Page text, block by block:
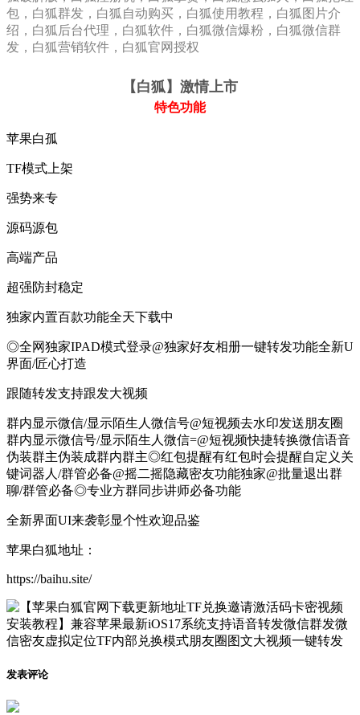
包，白狐群发，白狐自动购买，白狐使用教程，白狐图片介
绍，白狐后台代理，白狐软件，白狐微信爆粉，白狐微信群
发，白狐营销软件，白狐官网授权
【白狐】激情上市
特色功能
苹果白孤
TF模式上架
强势来专
源码源包
高端产品
超强防封稳定
独家内置百款功能全天下载中
◎全网独家IPAD模式登录@独家好友相册一键转发功能全新U
界面/匠心打造
跟随转发支持跟发大视频
群内显示微信/显示陌生人微信号@短视频去水印发送朋友圈
群内显示微信号/显示陌生人微信=@短视频快捷转换微信语音
伪装群主伪装成群内群主◎红包提醒有红包时会提醒自定义关
键词器人/群管必备@摇二摇隐藏密友功能独家@批量退出群
聊/群管必备◎专业方群同步讲师必备功能
全新界面UI来袭彰显个性欢迎品鉴
苹果白狐地址：
https://baihu.site/
发表评论